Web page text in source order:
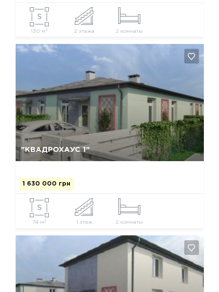
130 м 2 2 этажа 2 комнаты
"КВАДРОХАУС 1"
1 630 000 грн
74 м 2 1 этаж 2 комнаты
Да, удалить Отмена